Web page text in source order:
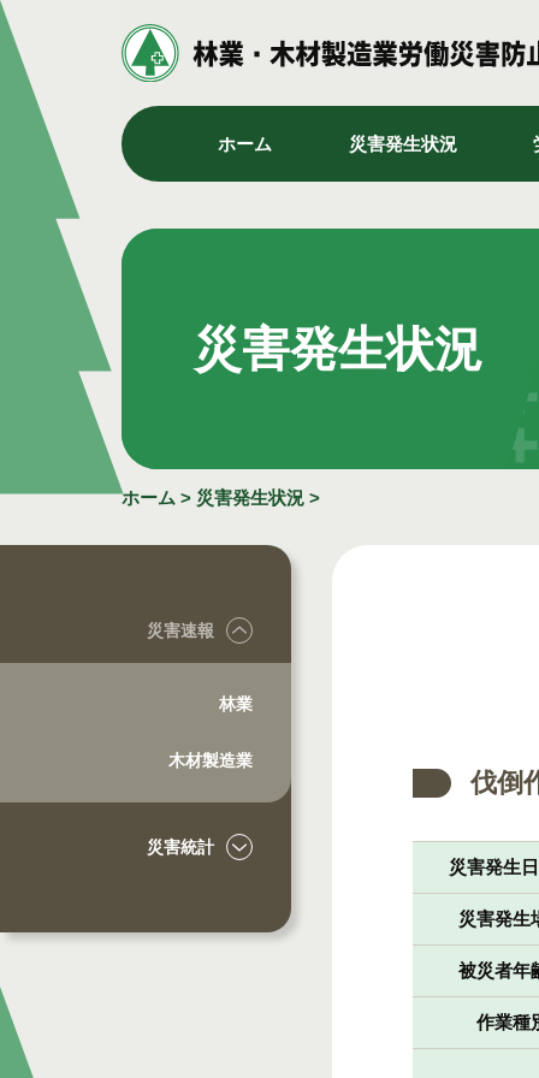
ホーム 災害発生状況
災害発生状況
ホーム > 災害発生状況>
災害速報
林業
木材製造業
災害統計
伐倒
災害発生
災害発生
被災者年
作業種